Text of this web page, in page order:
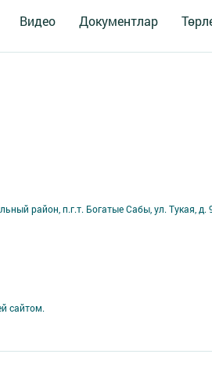
Видео Документлар
район, п.г.т. Богатые Сабы, ул. Тукая, д.
сайтом.